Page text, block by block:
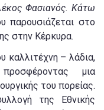
Φασιανός. Κάτω
παρουσιάζεται στο
στην Κέρκυρα.
καλλιτέχνη – λάδια,
μια
του πορείας.
της Εθνικής